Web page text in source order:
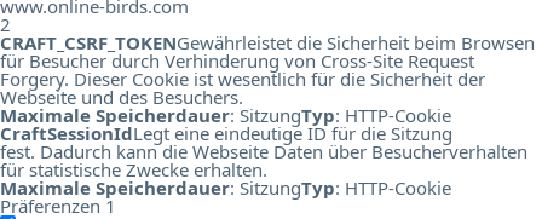
www.online-birds.com
2
CRAFT_CSRF_TOKENGewährleistet die Sicherheit beim Browsen
für Besucher durch Verhinderung von Cross-Site Request
Forgery. Dieser Cookie ist wesentlich für die Sicherheit der
Webseite und des Besuchers.
Maximale Speicherdauer: SitzungTyp: HTTP-Cookie
CraftSessionIdLegt eine eindeutige ID für die Sitzung
fest. Dadurch kann die Webseite Daten über Besucherverhalten
für statistische Zwecke erhalten.
Maximale Speicherdauer: SitzungTyp: HTTP-Cookie
Präferenzen 1